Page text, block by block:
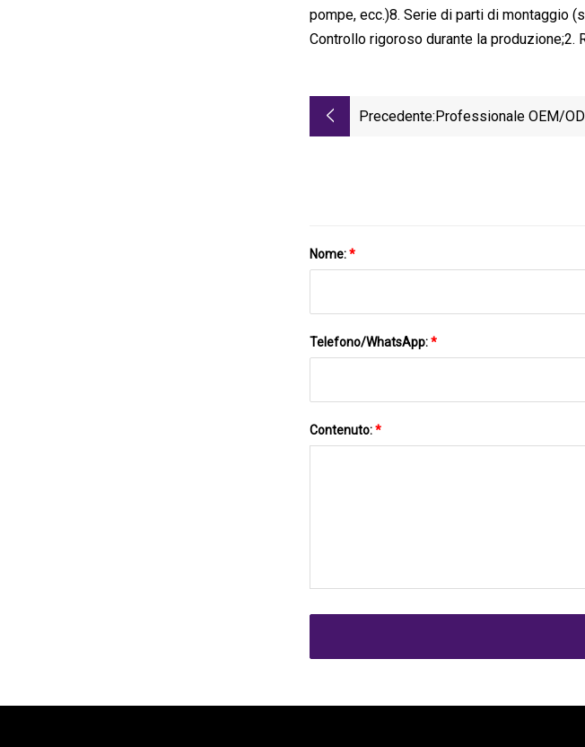
pompe, ecc.)8. Serie di parti di montaggio
Controllo rigoroso durante la
Precedente:Professionale OEM/
Nome:*
Telefono/WhatsApp:*
Contenuto:*